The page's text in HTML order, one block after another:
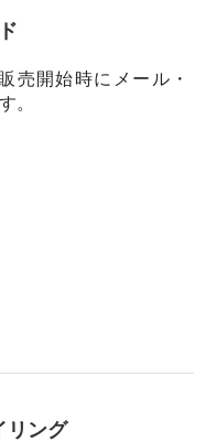
売開始時にメール・
。
リング